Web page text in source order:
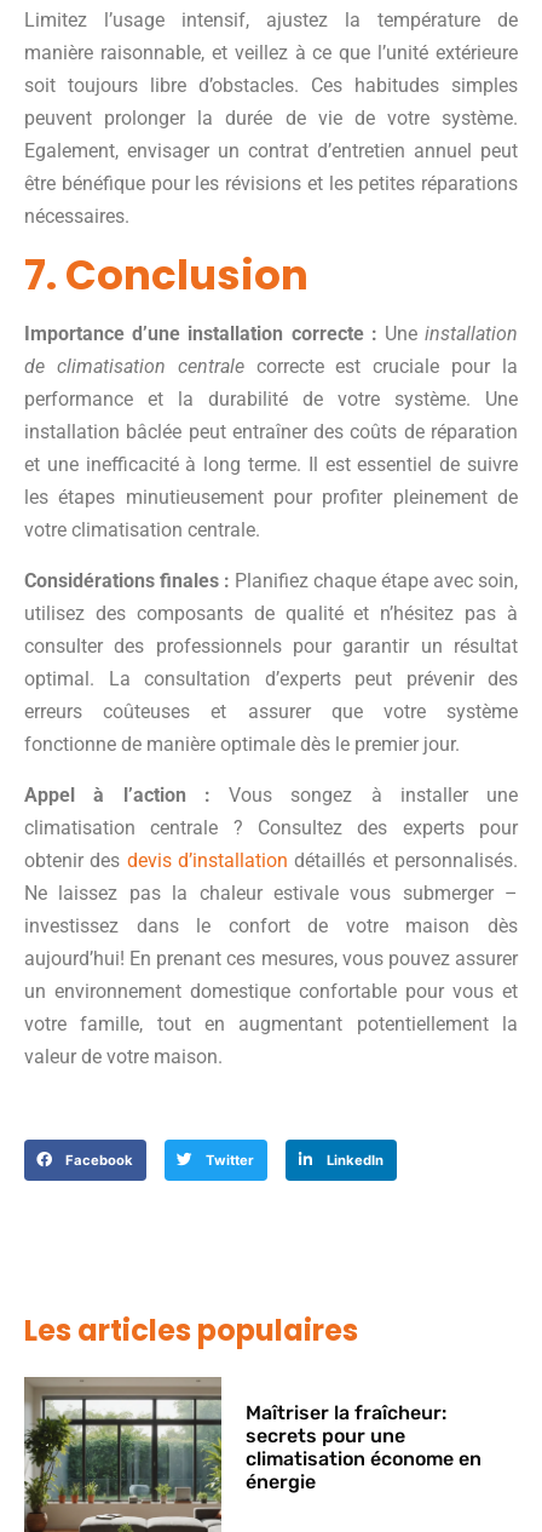
Limitez l’usage intensif, ajustez la température de
manière raisonnable, et veillez à ce que l’unité extérieure
soit toujours libre d’obstacles. Ces habitudes simples
peuvent prolonger la durée de vie de votre système.
Egalement, envisager un contrat d’entretien annuel peut
être bénéfique pour les révisions et les petites réparations
nécessaires.
7. Conclusion
Importance d’une installation correcte : Uneinstallation
de climatisation centralecorrecte est cruciale pour la
performance et la durabilité de votre système. Une
installation bâclée peut entraîner des coûts de réparation
et une inefficacité à long terme. Il est essentiel de suivre
les étapes minutieusement pour profiter pleinement de
votre climatisation centrale.
Considérations finales : Planifiez chaque étape avec soin,
utilisez des composants de qualité et n’hésitez pas à
consulter des professionnels pour garantir un résultat
optimal. La consultation d’experts peut prévenir des
erreurs coûteuses et assurer que votre système
fonctionne de manière optimale dès le premier jour.
Appel à l’action : Vous songez à installer une
climatisation centrale ? Consultez des experts pour
obtenir des devis d’installation détaillés et personnalisés.
Ne laissez pas la chaleur estivale vous submerger –
investissez dans le confort de votre maison dès
aujourd’hui! En prenant ces mesures, vous pouvez assurer
un environnement domestique confortable pour vous et
votre famille, tout en augmentant potentiellement la
valeur de votre maison.
Facebook Twitter LinkedIn
Les articles populaires
Maîtriser la fraîcheur:
secrets pour une
climatisation économe en
énergie